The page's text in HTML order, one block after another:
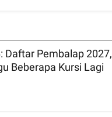
Daftar Pembalap 2027,
Beberapa Kursi Lagi